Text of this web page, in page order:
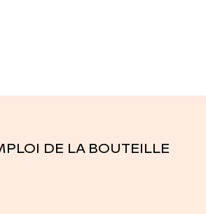
DE LA BOUTEILLE